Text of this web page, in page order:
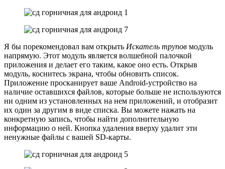
Я бы порекомендовал вам открыть Искатель трупов модуль
напрямую. Этот модуль является волшебной палочкой
приложения и делает его таким, какое оно есть. Открыв
модуль, коснитесь экрана, чтобы обновить список.
Приложение просканирует ваше Android-устройство на
наличие оставшихся файлов, которые больше не используются
ни одним из установленных на нем приложений, и отобразит
их один за другим в виде списка. Вы можете нажать на
конкретную запись, чтобы найти дополнительную
информацию о ней. Кнопка удаления вверху удалит эти
ненужные файлы с вашей SD-карты.